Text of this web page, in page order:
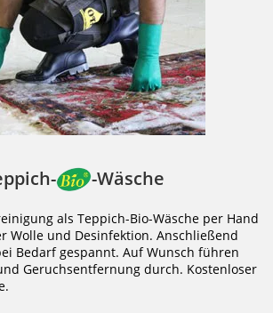
-Wäsche
als Teppich-Bio-Wäsche per Hand
Wolle und Desinfektion. Anschließend
Bedarf gespannt. Auf Wunsch führen
Geruchsentfernung durch. Kostenloser